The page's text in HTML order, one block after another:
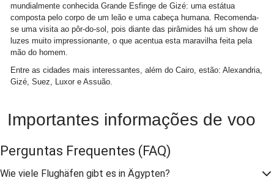
mundialmente conhecida Grande Esfinge de Gizé: uma estátua
composta pelo corpo de um leão e uma cabeça humana. Recomenda-
se uma visita ao pôr-do-sol, pois diante das pirâmides há um show de
luzes muito impressionante, o que acentua esta maravilha feita pela
mão do homem.
Entre as cidades mais interessantes, além do Cairo, estão: Alexandria,
Gizé, Suez, Luxor e Assuão.
Importantes informações de voo
Perguntas Frequentes (FAQ)
Wie viele Flughäfen gibt es in Ägypten?